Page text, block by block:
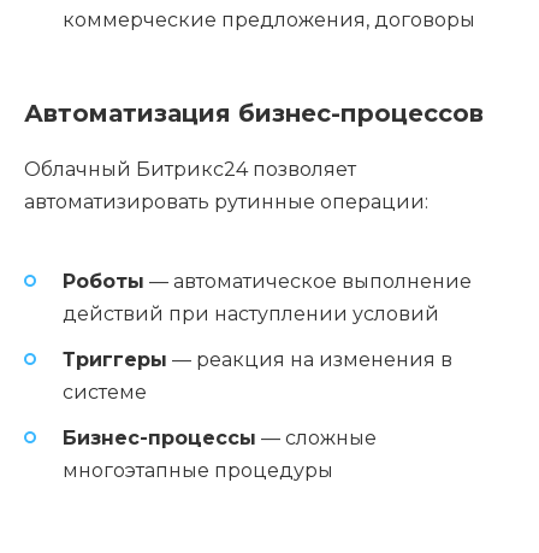
коммерческие предложения, договоры
Автоматизация бизнес-процессов
Облачный Битрикс24 позволяет
автоматизировать рутинные операции:
Роботы — автоматическое выполнение
действий при наступлении условий
Триггеры — реакция на изменения в
системе
Бизнес-процессы — сложные
многоэтапные процедуры